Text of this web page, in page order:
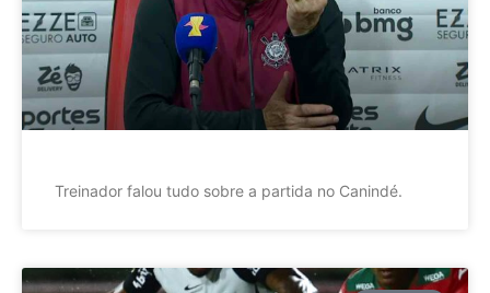
Treinador falou tudo sobre a partida no Canindé.